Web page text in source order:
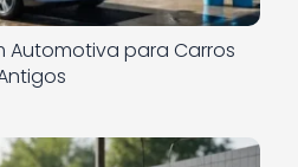
Automotiva para Carros